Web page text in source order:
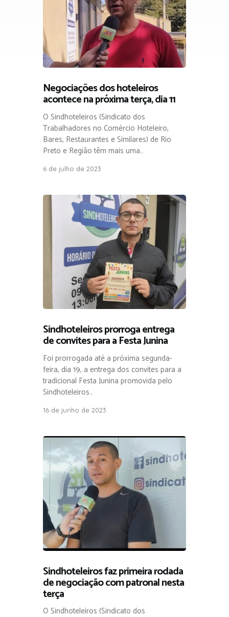
Negociações dos hoteleiros
acontece na próxima terça, dia 11
O Sindhoteleiros (Sindicato dos
Trabalhadores no Comércio Hoteleiro,
Bares, Restaurantes e Similares) de Rio
Preto e Região têm mais uma…
6 de julho de 2023
Sindhoteleiros prorroga entrega
de convites para a Festa Junina
Foi prorrogada até a próxima segunda-
feira, dia 19, a entrega dos convites para a
tradicional Festa Junina promovida pelo
Sindhoteleiros…
16 de junho de 2023
Sindhoteleiros faz primeira rodada
de negociação com patronal nesta
terça
O Sindhoteleiros (Sindicato dos